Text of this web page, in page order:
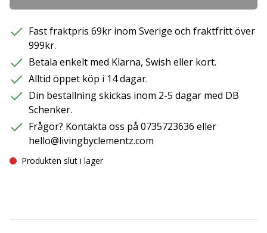
Fast fraktpris 69kr inom Sverige och fraktfritt över
999kr.
Betala enkelt med Klarna, Swish eller kort.
Alltid öppet köp i 14 dagar.
Din beställning skickas inom 2-5 dagar med DB
Schenker.
Frågor? Kontakta oss på 0735723636 eller
hello@livingbyclementz.com
Produkten slut i lager